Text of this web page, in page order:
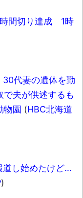
25
イド感想
中に入っている
]
AOMEI
バージョンア
間切り達成 1時
30代妻の遺体を勤
夫が供述するも
物園 (HBC北海道
道し始めたけど…
)